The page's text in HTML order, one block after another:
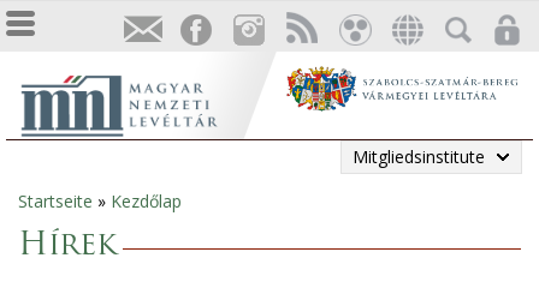
Mitgliedsinstitute
Sie
sind
Startseite » Kezdőlap
Hírek